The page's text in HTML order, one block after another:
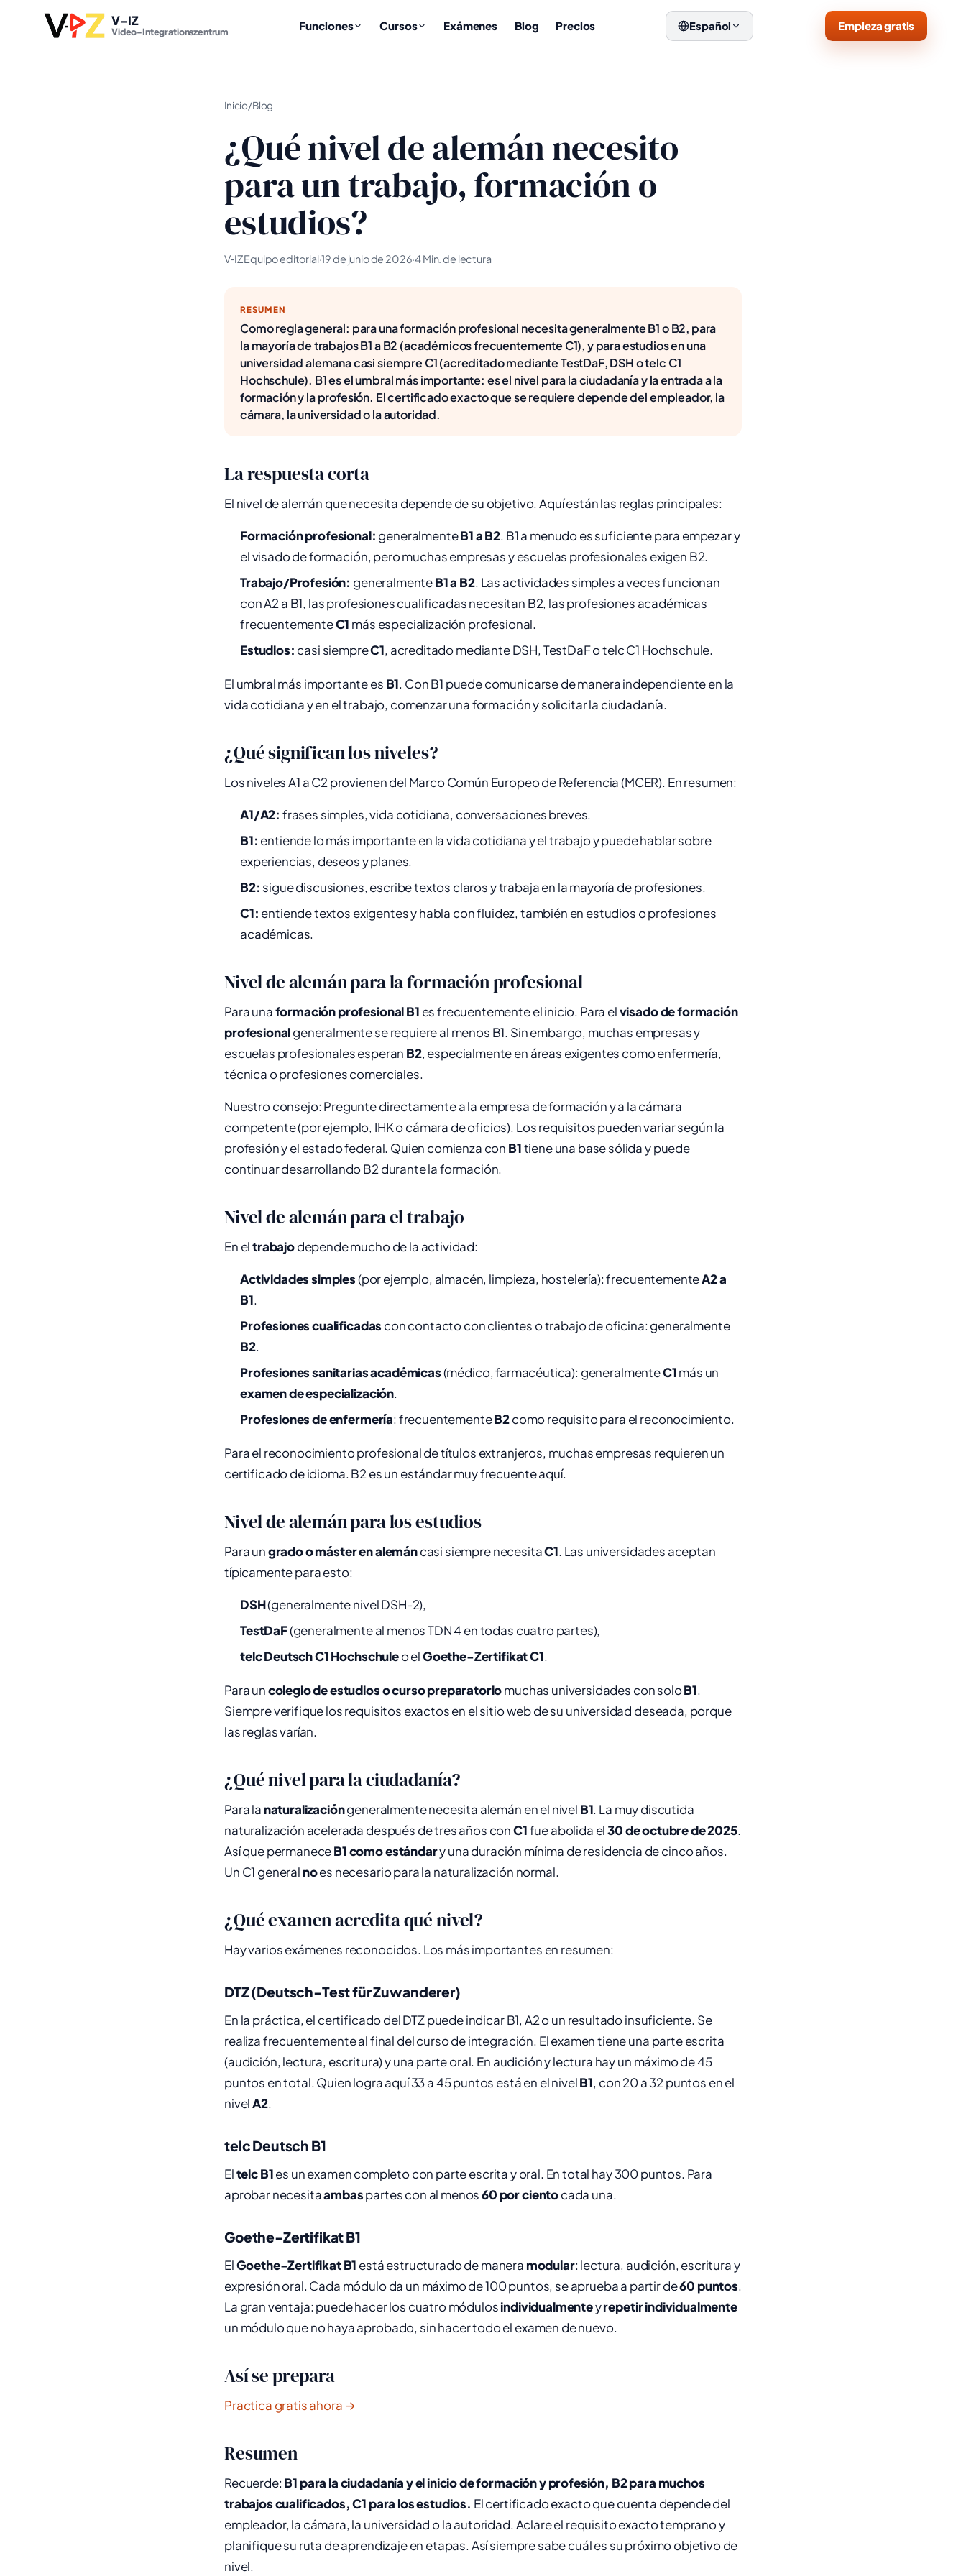
V-IZ
Video-Integrationszentrum Español
Funciones Cursos Exámenes Blog Precios Empieza gratis
Inicio/Blog
¿Qué nivel de alemán necesito
para un trabajo, formación o
estudios?
V‑IZ Equipo editorial·19 de junio de 2026·4 Min. de lectura
RESUMEN
Como regla general: para una formación profesional necesita generalmente B1 o B2, para
la mayoría de trabajos B1 a B2 (académicos frecuentemente C1), y para estudios en una
universidad alemana casi siempre C1 (acreditado mediante TestDaF, DSH o telc C1
Hochschule). B1 es el umbral más importante: es el nivel para la ciudadanía y la entrada a la
formación y la profesión. El certificado exacto que se requiere depende del empleador, la
cámara, la universidad o la autoridad.
La respuesta corta
El nivel de alemán que necesita depende de su objetivo. Aquí están las reglas principales:
Formación profesional: generalmenteB1 a B2. B1 a menudo es suficiente para empezar y
el visado de formación, pero muchas empresas y escuelas profesionales exigen B2.
Trabajo/Profesión: generalmenteB1 a B2. Las actividades simples a veces funcionan
con A2 a B1, las profesiones cualificadas necesitan B2, las profesiones académicas
frecuentementeC1 más especialización profesional.
Estudios: casi siempreC1, acreditado mediante DSH, TestDaF o telc C1 Hochschule.
El umbral más importante es B1. Con B1 puede comunicarse de manera independiente en la
vida cotidiana y en el trabajo, comenzar una formación y solicitar la ciudadanía.
¿Qué significan los niveles?
Los niveles A1 a C2 provienen del Marco Común Europeo de Referencia (MCER). En resumen:
A1/A2: frases simples, vida cotidiana, conversaciones breves.
B1: entiende lo más importante en la vida cotidiana y el trabajo y puede hablar sobre
experiencias, deseos y planes.
B2: sigue discusiones, escribe textos claros y trabaja en la mayoría de profesiones.
C1: entiende textos exigentes y habla con fluidez, también en estudios o profesiones
académicas.
Nivel de alemán para la formación profesional
Para unaformación profesionalB1 es frecuentemente el inicio. Para elvisado de formación
profesionalgeneralmente se requiere al menos B1. Sin embargo, muchas empresas y
escuelas profesionales esperan B2, especialmente en áreas exigentes como enfermería,
técnica o profesiones comerciales.
Nuestro consejo: Pregunte directamente a la empresa de formación y a la cámara
competente (por ejemplo, IHK o cámara de oficios). Los requisitos pueden variar según la
profesión y el estado federal. Quien comienza con B1tiene una base sólida y puede
continuar desarrollando B2 durante la formación.
Nivel de alemán para el trabajo
En eltrabajodepende mucho de la actividad:
Actividades simples(por ejemplo, almacén, limpieza, hostelería): frecuentementeA2 a
B1.
Profesiones cualificadas con contacto con clientes o trabajo de oficina: generalmente
B2.
Profesiones sanitarias académicas(médico, farmacéutica): generalmenteC1más un
examen de especialización.
Profesiones de enfermería: frecuentementeB2como requisito para el reconocimiento.
Para el reconocimiento profesional de títulos extranjeros, muchas empresas requieren un
certificado de idioma. B2 es un estándar muy frecuente aquí.
Nivel de alemán para los estudios
Para ungrado o máster en alemáncasi siempre necesitaC1. Las universidades aceptan
típicamente para esto:
DSH(generalmente nivel DSH-2),
TestDaF(generalmente al menos TDN 4 en todas cuatro partes),
telc Deutsch C1 Hochschuleo elGoethe-Zertifikat C1.
Para uncolegio de estudios o curso preparatoriomuchas universidades con soloB1.
Siempre verifique los requisitos exactos en el sitio web de su universidad deseada, porque
las reglas varían.
¿Qué nivel para la ciudadanía?
Para la naturalizacióngeneralmente necesita alemán en el nivel B1. La muy discutida
naturalización acelerada después de tres años conC1fue abolida el30 de octubre de 2025.
Así que permaneceB1 como estándary una duración mínima de residencia de cinco años.
Un C1 general noes necesario para la naturalización normal.
¿Qué examen acredita qué nivel?
Hay varios exámenes reconocidos. Los más importantes en resumen:
DTZ (Deutsch-Test für Zuwanderer)
En la práctica, el certificado del DTZ puede indicar B1, A2 o un resultado insuficiente. Se
realiza frecuentemente al final del curso de integración. El examen tiene una parte escrita
(audición, lectura, escritura) y una parte oral. En audición y lectura hay un máximo de 45
puntos en total. Quien logra aquí 33 a 45 puntos está en el nivelB1, con 20 a 32 puntos en el
nivelA2.
telc Deutsch B1
Eltelc B1es un examen completo con parte escrita y oral. En total hay 300 puntos. Para
aprobar necesitaambaspartes con al menos60 por cientocada una.
Goethe-Zertifikat B1
ElGoethe-Zertifikat B1 está estructurado de manera modular: lectura, audición, escritura y
expresión oral. Cada módulo da un máximo de 100 puntos, se aprueba a partir de60 puntos.
La gran ventaja: puede hacer los cuatro módulosindividualmenteyrepetir individualmente
un módulo que no haya aprobado, sin hacer todo el examen de nuevo.
Así se prepara
Practica gratis ahora →
Resumen
Recuerde: B1 para la ciudadanía y el inicio de formación y profesión, B2 para muchos
trabajos cualificados, C1 para los estudios. El certificado exacto que cuenta depende del
empleador, la cámara, la universidad o la autoridad. Aclare el requisito exacto temprano y
planifique su ruta de aprendizaje en etapas. Así siempre sabe cuál es su próximo objetivo de
nivel.